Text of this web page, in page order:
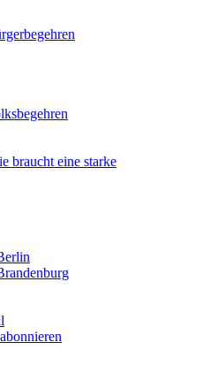
braucht eine starke